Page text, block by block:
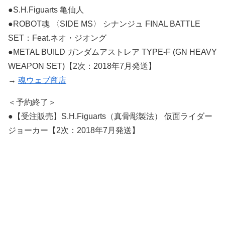
●S.H.Figuarts 亀仙人
●ROBOT魂 〈SIDE MS〉 シナンジュ FINAL BATTLE
SET：Feat.ネオ・ジオング
●METAL BUILD ガンダムアストレア TYPE-F (GN HEAVY
WEAPON SET)【2次：2018年7月発送】
→ 魂ウェブ商店
＜予約終了＞
●【受注販売】S.H.Figuarts（真骨彫製法） 仮面ライダー
ジョーカー【2次：2018年7月発送】